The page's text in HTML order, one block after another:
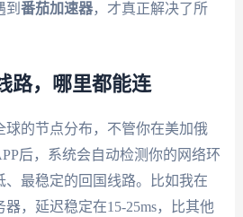
到 番茄加速器，才真正解决了所
路，哪里都能连
球的节点分布，不管你在美加俄
后，系统会自动检测你的网络环
、最稳定的回国线路。比如我在
，延迟稳定在15-25ms，比其他